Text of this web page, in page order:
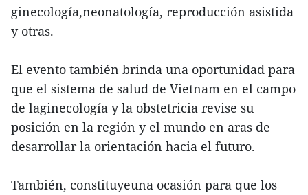
ginecología,neonatología, reproducción asistida
y otras.
El evento también brinda una oportunidad para
que el sistema de salud de Vietnam en el campo
de laginecología y la obstetricia revise su
posición en la región y el mundo en aras de
desarrollar la orientación hacia el futuro.
También, constituyeuna ocasión para que los